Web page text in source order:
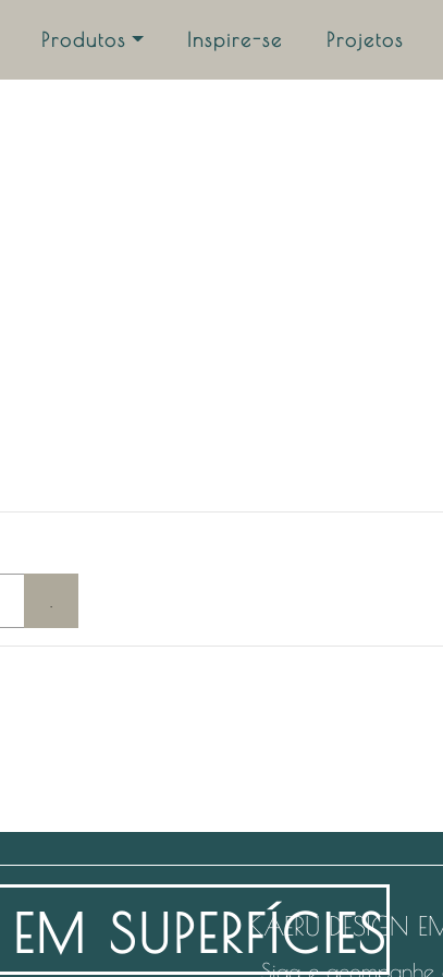
Produtos Inspire-se Projetos
KAERU DESIGN
Siga e acompanhe